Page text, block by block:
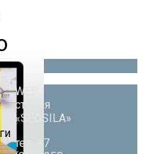
WEB
студия
«SEOSILA»
тел. +7